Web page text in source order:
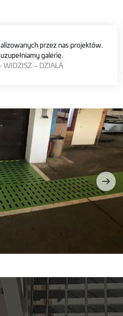
przez nas projektów.
galerię.
WIDZISZ – DZIAŁA